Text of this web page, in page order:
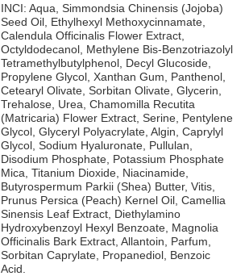
INCI: Aqua, Simmondsia Chinensis (Jojoba)
Seed Oil, Ethylhexyl Methoxycinnamate,
Calendula Officinalis Flower Extract,
Octyldodecanol, Methylene Bis-Benzotriazolyl
Tetramethylbutylphenol, Decyl Glucoside,
Propylene Glycol, Xanthan Gum, Panthenol,
Cetearyl Olivate, Sorbitan Olivate, Glycerin,
Trehalose, Urea, Chamomilla Recutita
(Matricaria) Flower Extract, Serine, Pentylene
Glycol, Glyceryl Polyacrylate, Algin, Caprylyl
Glycol, Sodium Hyaluronate, Pullulan,
Disodium Phosphate, Potassium Phosphate
Mica, Titanium Dioxide, Niacinamide,
Butyrospermum Parkii (Shea) Butter, Vitis,
Prunus Persica (Peach) Kernel Oil, Camellia
Sinensis Leaf Extract, Diethylamino
Hydroxybenzoyl Hexyl Benzoate, Magnolia
Officinalis Bark Extract, Allantoin, Parfum,
Sorbitan Caprylate, Propanediol, Benzoic
Acid.